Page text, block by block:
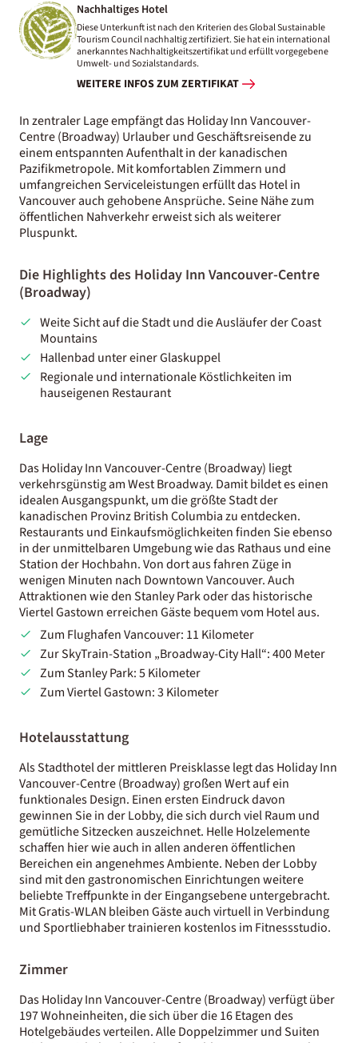
Nachhaltiges Hotel
Diese Unterkunft ist nach den Kriterien des Global Sustainable
Tourism Council nachhaltig zertifiziert. Sie hat ein international
anerkanntes Nachhaltigkeitszertifikat und erfüllt vorgegebene
Umwelt- und Sozialstandards.
WEITERE INFOS ZUM ZERTIFIKAT
In zentraler Lage empfängt das Holiday Inn Vancouver-
Centre (Broadway) Urlauber und Geschäftsreisende zu
einem entspannten Aufenthalt in der kanadischen
Pazifikmetropole. Mit komfortablen Zimmern und
umfangreichen Serviceleistungen erfüllt das Hotel in
Vancouver auch gehobene Ansprüche. Seine Nähe zum
öffentlichen Nahverkehr erweist sich als weiterer
Pluspunkt.
Die Highlights des Holiday Inn Vancouver-Centre
(Broadway)
Weite Sicht auf die Stadt und die Ausläufer der Coast
Mountains
Hallenbad unter einer Glaskuppel
Regionale und internationale Köstlichkeiten im
hauseigenen Restaurant
Lage
Das Holiday Inn Vancouver-Centre (Broadway) liegt
verkehrsgünstig am West Broadway. Damit bildet es einen
idealen Ausgangspunkt, um die größte Stadt der
kanadischen Provinz British Columbia zu entdecken.
Restaurants und Einkaufsmöglichkeiten finden Sie ebenso
in der unmittelbaren Umgebung wie das Rathaus und eine
Station der Hochbahn. Von dort aus fahren Züge in
wenigen Minuten nach Downtown Vancouver. Auch
Attraktionen wie den Stanley Park oder das historische
Viertel Gastown erreichen Gäste bequem vom Hotel aus.
Zum Flughafen Vancouver: 11 Kilometer
Zur SkyTrain-Station „Broadway-City Hall“: 400 Meter
Zum Stanley Park: 5 Kilometer
Zum Viertel Gastown: 3 Kilometer
Hotelausstattung
Als Stadthotel der mittleren Preisklasse legt das Holiday Inn
Vancouver-Centre (Broadway) großen Wert auf ein
funktionales Design. Einen ersten Eindruck davon
gewinnen Sie in der Lobby, die sich durch viel Raum und
gemütliche Sitzecken auszeichnet. Helle Holzelemente
schaffen hier wie auch in allen anderen öffentlichen
Bereichen ein angenehmes Ambiente. Neben der Lobby
sind mit den gastronomischen Einrichtungen weitere
beliebte Treffpunkte in der Eingangsebene untergebracht.
Mit Gratis-WLAN bleiben Gäste auch virtuell in Verbindung
und Sportliebhaber trainieren kostenlos im Fitnessstudio.
Zimmer
Das Holiday Inn Vancouver-Centre (Broadway) verfügt über
197 Wohneinheiten, die sich über die 16 Etagen des
Hotelgebäudes verteilen. Alle Doppelzimmer und Suiten